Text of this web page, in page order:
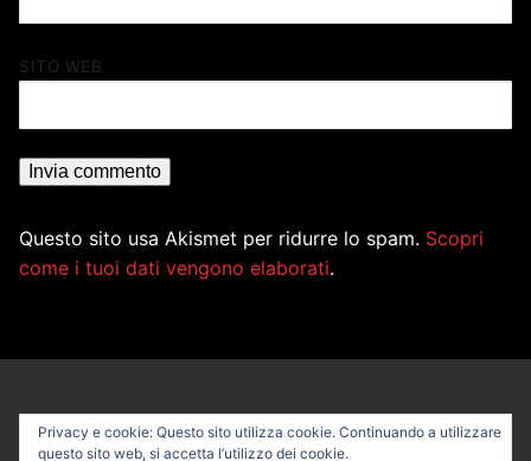
SITO WEB
Questo sito usa Akismet per ridurre lo spam. Scopri
come i tuoi dati vengono elaborati.
Privacy e cookie: Questo sito utilizza cookie. Continuando a utilizzare
questo sito web, si accetta l’utilizzo dei cookie.